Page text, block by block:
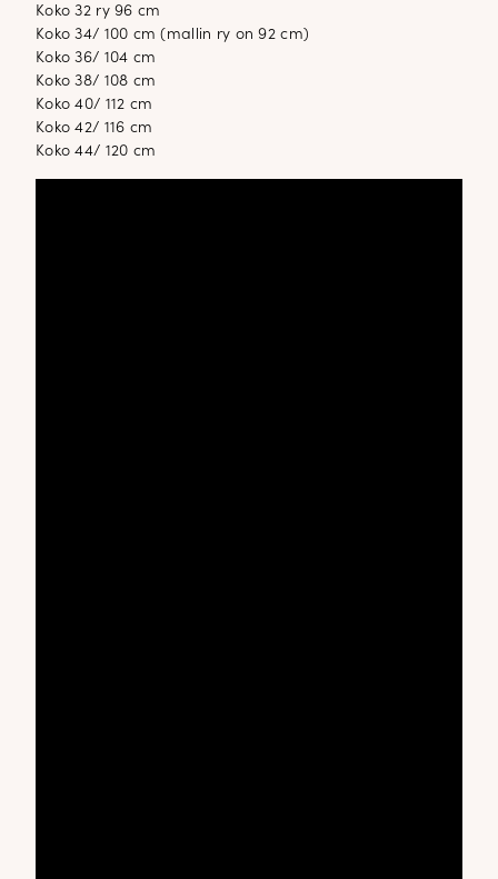
Koko 32 ry 96 cm
Koko 34/ 100 cm (mallin ry on 92 cm)
Koko 36/ 104 cm
Koko 38/ 108 cm
Koko 40/ 112 cm
Koko 42/ 116 cm
Koko 44/ 120 cm